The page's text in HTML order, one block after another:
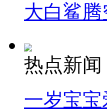
大白鲨
热点新闻
一岁宝